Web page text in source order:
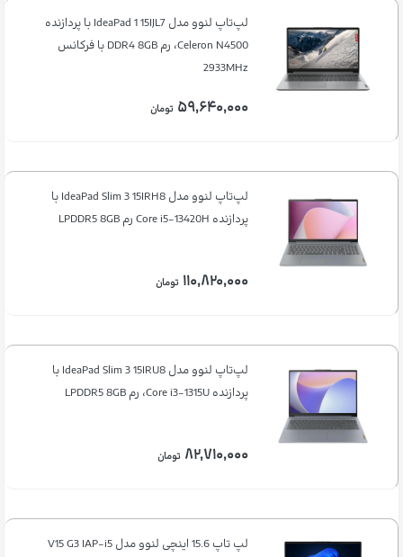
لپ‌تاپ لنوو مدل IdeaPad 1 15IJL7 با پردازنده
Celeron N4500، رم DDR4 8GB با فرکانس
2933MHz
۵۹,۶۴۰,۰۰۰ تومان
لپ‌تاپ لنوو مدل IdeaPad Slim 3 15IRH8 با
پردازنده Core i5-13420H رم LPDDR5 8GB
۱۱۰,۸۲۰,۰۰۰ تومان
لپ‌تاپ لنوو مدل IdeaPad Slim 3 15IRU8 با
پردازنده Core i3-1315U، رم LPDDR5 8GB
۸۲,۷۱۰,۰۰۰ تومان
لپ تاپ 15.6 اینچی لنوو مدل V15 G3 IAP-i5